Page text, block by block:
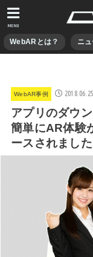
WebARとは？ ニュ
MENU
WebAR事例 2018.06.25
アプリのダウ
簡単にAR体験
ースされました